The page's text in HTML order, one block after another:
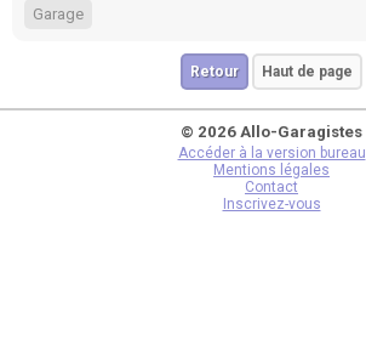
Garage
Retour Haut de page
© 2026 Allo-Garagistes
Accéder à la version bureau
Mentions légales
Contact
Inscrivez-vous